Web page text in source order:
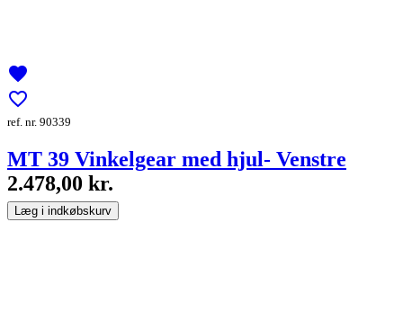
favorite
favorite_border
ref. nr. 90339
MT 39 Vinkelgear med hjul- Venstre
2.478,00 kr.
Læg i indkøbskurv